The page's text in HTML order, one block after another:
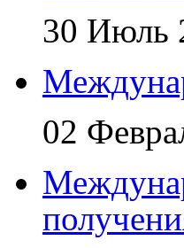
30 Июль
02